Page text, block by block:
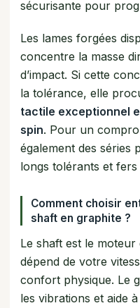
sécurisante pour
Les lames forgées
concentre la masse
d’impact. Si cette
la tolérance, elle
tactile exceptionnel
spin. Pour un
également des séries
longs tolérants et
Comment choisir
shaft en graphite ?
Le shaft est le
dépend de votre
confort physique. Le
les vibrations et aide